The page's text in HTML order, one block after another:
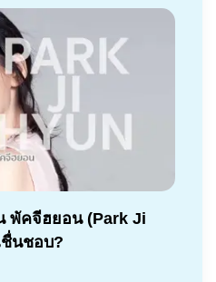
พัคจีฮยอน (Park Ji
นชอบ?